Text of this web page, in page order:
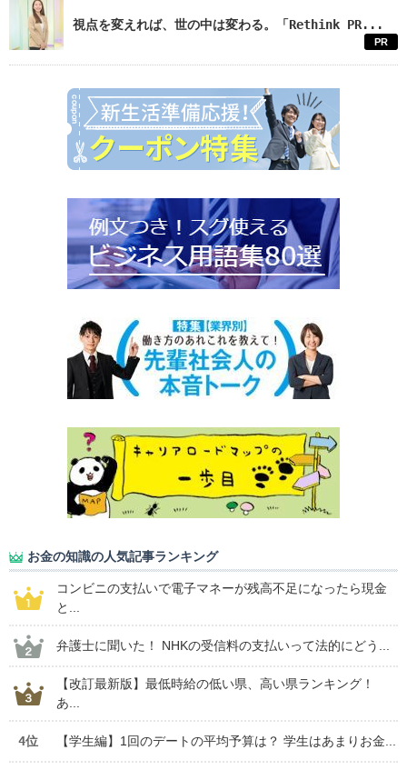
視点を変えれば、世の中は変わる。「Rethink PR...
PR
お金の知識の人気記事ランキング
コンビニの支払いで電子マネーが残高不足になったら現金
と...
弁護士に聞いた！ NHKの受信料の支払いって法的にどう...
【改訂最新版】最低時給の低い県、高い県ランキング！
あ...
4位 【学生編】1回のデートの平均予算は？ 学生はあまりお金...